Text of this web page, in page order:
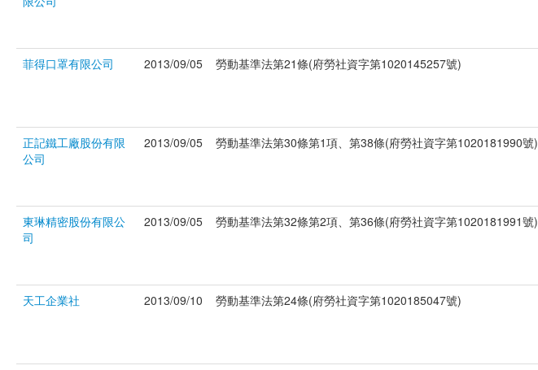
菲得口罩有限公司
2013/09/05 勞動基準法第21條(府勞社資字第1020145257號)
正記鐵工廠股份有限
公司
2013/09/05 勞動基準法第30條第1項、第38條(府勞社資字第1020181990號)
東琳精密股份有限公
司
2013/09/05 勞動基準法第32條第2項、第36條(府勞社資字第1020181991號)
天工企業社
2013/09/10 勞動基準法第24條(府勞社資字第1020185047號)